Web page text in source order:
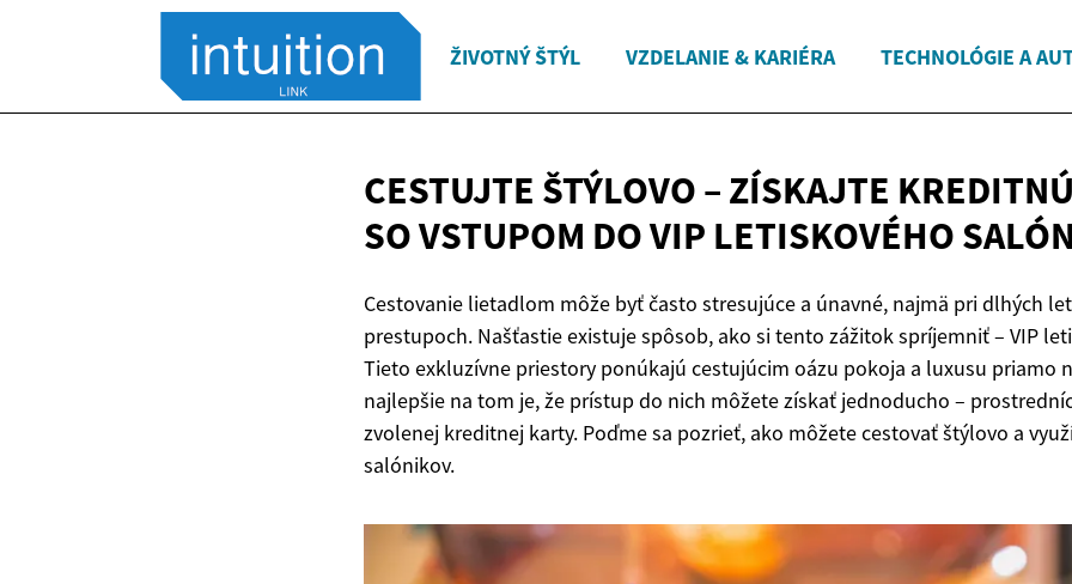
ŽIVOTNÝ ŠTÝL VZDELANIE & KARIÉRA TECHNOLÓGIE A
CESTUJTE ŠTÝLOVO – ZÍSKAJTE
SO VSTUPOM DO VIP LETISKOVÉHO
Cestovanie lietadlom môže byť často stresujúce a únavné, najmä pri dlhých
prestupoch. Našťastie existuje spôsob, ako si tento zážitok spríjemniť – VIP
Tieto exkluzívne priestory ponúkajú cestujúcim oázu pokoja a luxusu priamo
najlepšie na tom je, že prístup do nich môžete získať jednoducho –
zvolenej kreditnej karty. Poďme sa pozrieť, ako môžete cestovať štýlovo a
salónikov.